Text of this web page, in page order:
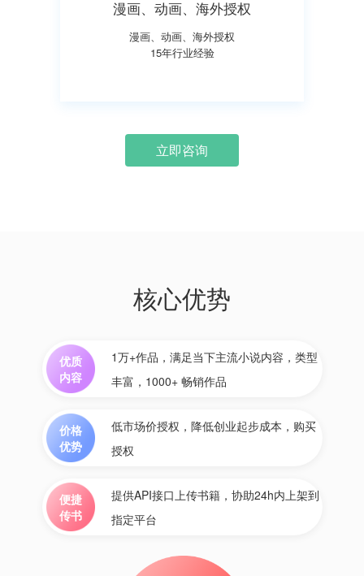
漫画、动画、海外授权
漫画、动画、海外授权
15年行业经验
立即咨询
核心优势
优质
内容
1万+作品，满足当下主流小说内容，类型
丰富，1000+ 畅销作品
价格
优势
低市场价授权，降低创业起步成本，购买
授权
便捷
传书
提供API接口上传书籍，协助24h内上架到
指定平台